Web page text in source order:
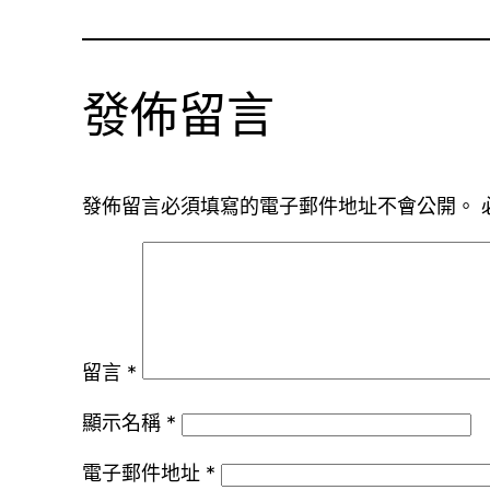
發佈留言
發佈留言必須填寫的電子郵件地址不會公開。
留言 *
顯示名稱 *
電子郵件地址 *